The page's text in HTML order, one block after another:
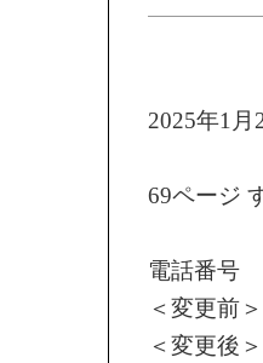
2025年1
69ページ
電話番号
＜変更前
＜変更後